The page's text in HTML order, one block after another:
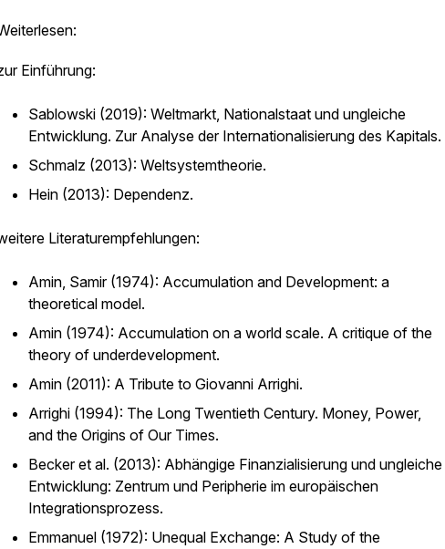
Einführung:
Sablowski (2019): Weltmarkt, Nationalstaat und ungleiche
Entwicklung. Zur Analyse der Internationalisierung des Kapitals.
Schmalz (2013): Weltsystemtheorie.
Hein (2013): Dependenz.
Literaturempfehlungen:
Amin, Samir (1974): Accumulation and Development: a
theoretical model.
Amin (1974): Accumulation on a world scale. A critique of the
theory of underdevelopment.
Amin (2011): A Tribute to Giovanni Arrighi.
Arrighi (1994): The Long Twentieth Century. Money, Power,
and the Origins of Our Times.
Becker et al. (2013): Abhängige Finanzialisierung und ungleiche
Entwicklung: Zentrum und Peripherie im europäischen
Integrationsprozess.
Emmanuel (1972): Unequal Exchange: A Study of the